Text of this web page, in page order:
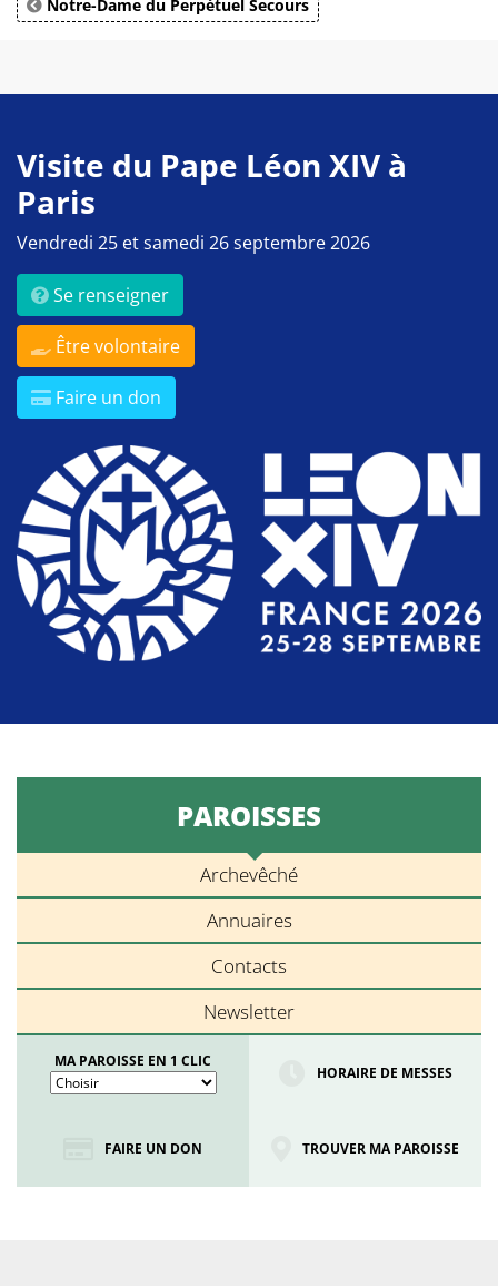
Notre-Dame du Perpétuel Secours
Visite du Pape Léon XIV à
Paris
Vendredi 25 et samedi 26 septembre 2026
Se renseigner
Être volontaire
Faire un don
PAROISSES
Archevêché
Annuaires
Contacts
Newsletter
MA PAROISSE EN 1 CLIC
HORAIRE DE MESSES
FAIRE UN DON TROUVER MA PAROISSE